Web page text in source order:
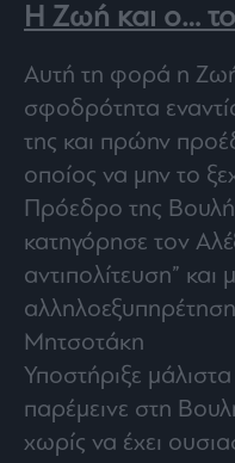
Η Ζωή και ο…
Αυτή τη φορά η Ζωή
σφοδρότητα
της και πρώην
οποίος να μην το
Πρόεδρο της
κατηγόρησε τον
αντιπολίτευση” και
Μητσοτάκη
Υποστήριξε
παρέμεινε στη
χωρίς να έχει